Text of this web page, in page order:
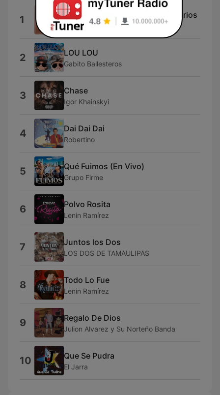
1 Christian Nodal sobre Bandolebrios
Christian Nodal
2 LOU LOU
Gabito Ballesteros
3 Chase
Igor Khainskyi
4 Dai Dai Dai
Robertino
5 Qué Fuimos (En Vivo)
Grupo Firme
6 Polvo Rosita
Lenin Ramírez
7 Juntos los Dos
LOS DOS DE TAMAULIPAS
8 Todo Lo Fue
Lenin Ramírez
9 Regalo De Dios
Julion Alvarez y Su Norteño Banda
10 Que Se Pudra
El Jarra